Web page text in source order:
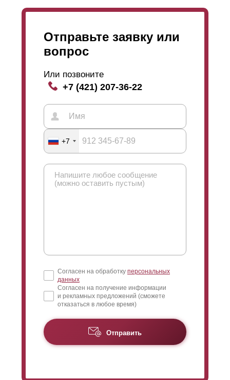
Отправьте заявку или
вопрос
Или позвоните
+7 (421) 207-36-22
+7
Согласен на обработку персональных
данных
Согласен на получение информации
и рекламных предложений (сможете
отказаться в любое время)
Отправить